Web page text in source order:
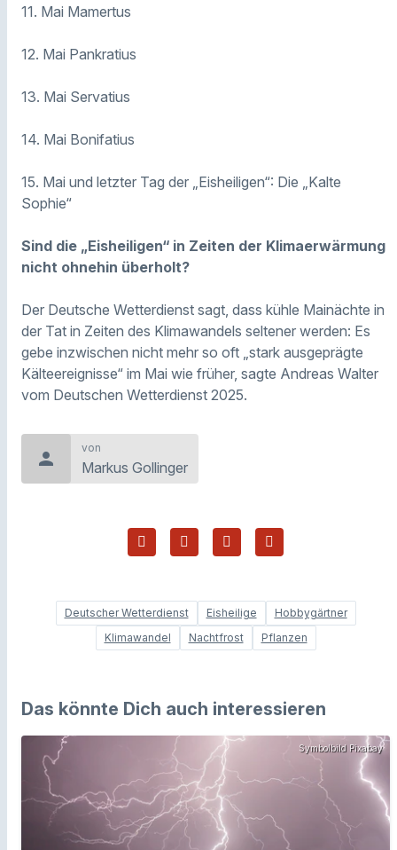
11. Mai Mamertus
12. Mai Pankratius
13. Mai Servatius
14. Mai Bonifatius
15. Mai und letzter Tag der „Eisheiligen“: Die „Kalte
Sophie“
Sind die „Eisheiligen“ in Zeiten der Klimaerwärmung
nicht ohnehin überholt?
Der Deutsche Wetterdienst sagt, dass kühle Mainächte in
der Tat in Zeiten des Klimawandels seltener werden: Es
gebe inzwischen nicht mehr so oft „stark ausgeprägte
Kälteereignisse“ im Mai wie früher, sagte Andreas Walter
vom Deutschen Wetterdienst 2025.
person
von
Markus Gollinger
Deutscher Wetterdienst Eisheilige
Hobbygärtner
Klimawandel
Nachtfrost Pflanzen
Das könnte Dich auch interessieren
Symbolbild Pixabay